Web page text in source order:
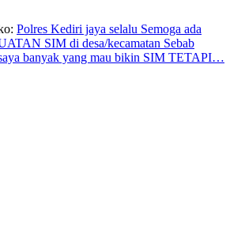
Polres Kediri jaya selalu Semoga ada
SIM di desa/kecamatan Sebab
banyak yang mau bikin SIM TETAPI…